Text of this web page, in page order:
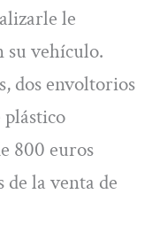
le
su vehículo.
dos envoltorios
plástico
800 euros
la venta de